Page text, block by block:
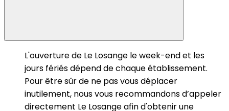
L'ouverture de Le Losange le week-end et les
jours fériés dépend de chaque établissement.
Pour être sûr de ne pas vous déplacer
inutilement, nous vous recommandons d’appeler
directement Le Losange afin d'obtenir une